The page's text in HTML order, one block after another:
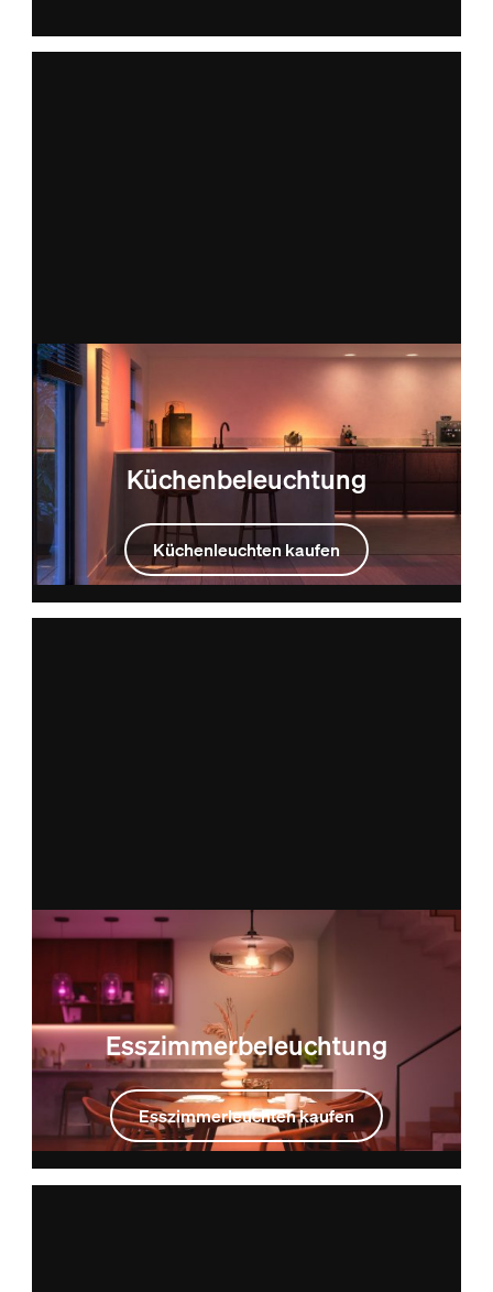
Küchenbeleuchtung
Küchenleuchten kaufen
Esszimmerbeleuchtung
Esszimmerleuchten kaufen